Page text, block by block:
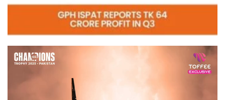
Video
Player